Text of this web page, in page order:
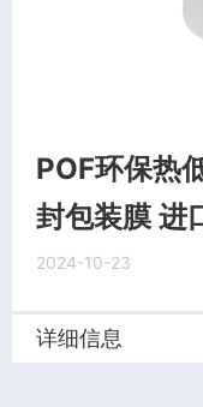
POF环保热
封包装膜 进
2024-10-23
详细信息